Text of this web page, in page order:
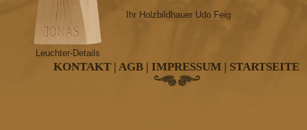
Leuchter-Details
Ihr Holzbildhauer Udo Feig
KONTAKT | AGB | IMPRESSUM | STARTSEITE